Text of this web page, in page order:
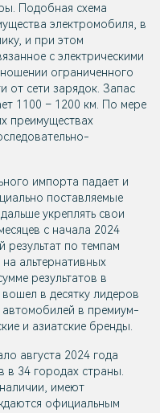
Подобная схема
электромобиля, в
и при этом
с электрическими
ограниченного
от сети зарядок. Запас
1100 – 1200 км. По мере
преимуществах
импорта падает и
поставляемые
укреплять свои
с начала 2024
результат по темпам
альтернативных
результатов в
вошел в десятку лидеров
автомобилей в премиум-
и азиатские бренды.
августа 2024 года
в 34 городах страны.
имеют
официальным